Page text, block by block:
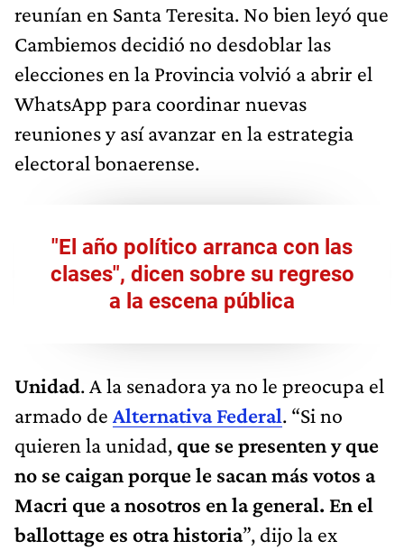
reunían en Santa Teresita. No bien leyó que
Cambiemos decidió no desdoblar las
elecciones en la Provincia volvió a abrir el
WhatsApp para coordinar nuevas
reuniones y así avanzar en la estrategia
electoral bonaerense.
"El año político arranca con las
clases", dicen sobre su regreso
a la escena pública
Unidad. A la senadora ya no le preocupa el
armado de Alternativa Federal. “Si no
quieren la unidad, que se presenten y que
no se caigan porque le sacan más votos a
Macri que a nosotros en la general. En el
ballottage es otra historia”, dijo la ex